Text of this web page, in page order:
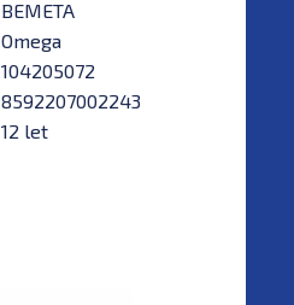
BEMETA
Omega
104205072
8592207002243
12 let